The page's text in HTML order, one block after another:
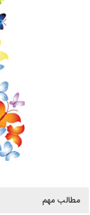
مطالب مهم